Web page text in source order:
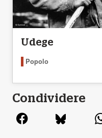
Udege
Popolo
Condividere